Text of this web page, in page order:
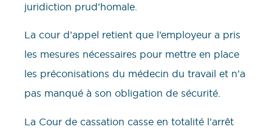
juridiction prud’homale.
La cour d’appel retient que l’employeur a pris
les mesures nécessaires pour mettre en place
les préconisations du médecin du travail et n’a
pas manqué à son obligation de sécurité.
La Cour de cassation casse en totalité l’arrêt